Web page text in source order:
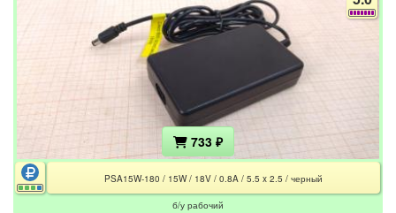
733 ₽
PSA15W-180 / 15W / 18V / 0.8A / 5.5 x 2.5 / черный
б/у рабочий